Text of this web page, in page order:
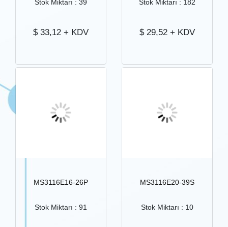
Stok Miktarı : 39
$ 33,12 + KDV
Stok Miktarı : 182
$ 29,52 + KDV
MS3116E16-26P
Stok Miktarı : 91
MS3116E20-39S
Stok Miktarı : 10